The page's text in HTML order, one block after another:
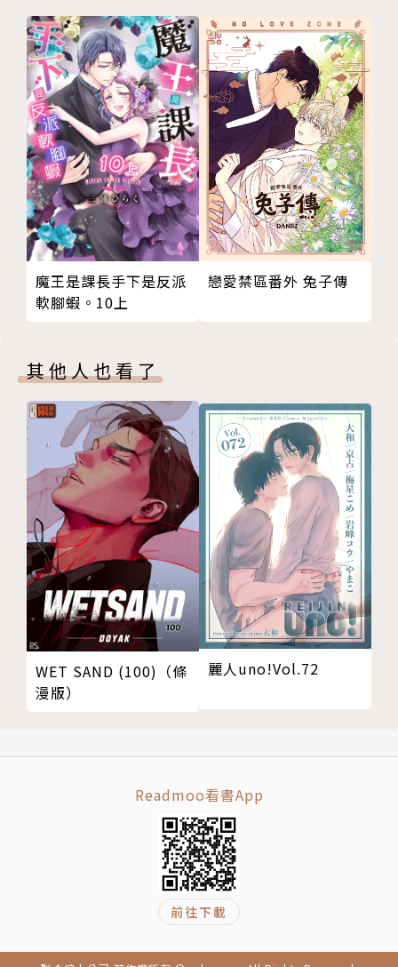
魔王是課長手下是反派
軟腳蝦。10上
戀愛禁區番外 兔子傳
其他人也看了
WET SAND (100)（條
漫版）
麗人uno!Vol.72
Readmoo看書App
前往下載